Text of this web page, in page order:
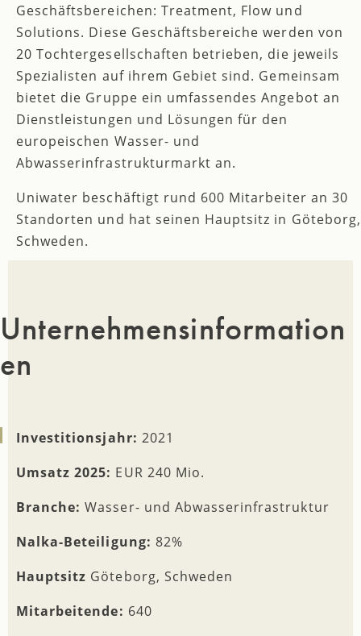
Geschäftsbereichen: Treatment, Flow und
Solutions. Diese Geschäftsbereiche werden von
20 Tochtergesellschaften betrieben, die jeweils
Spezialisten auf ihrem Gebiet sind. Gemeinsam
bietet die Gruppe ein umfassendes Angebot an
Dienstleistungen und Lösungen für den
europeischen Wasser- und
Abwasserinfrastrukturmarkt an.
Uniwater beschäftigt rund 600 Mitarbeiter an 30
Standorten und hat seinen Hauptsitz in Göteborg,
Schweden.
Unternehmensinformation
en
Investitionsjahr: 2021
Umsatz 2025: EUR 240 Mio.
Branche: Wasser- und Abwasserinfrastruktur
Nalka-Beteiligung: 82%
Hauptsitz Göteborg, Schweden
Mitarbeitende: 640